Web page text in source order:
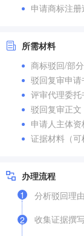
申请商标注
所需材料
商标驳回/部
驳回复审申请
评审代理委托
驳回复审正文
申请人主体
证据材料（可
办理流程
1
分析驳回理
2
收集证据撰